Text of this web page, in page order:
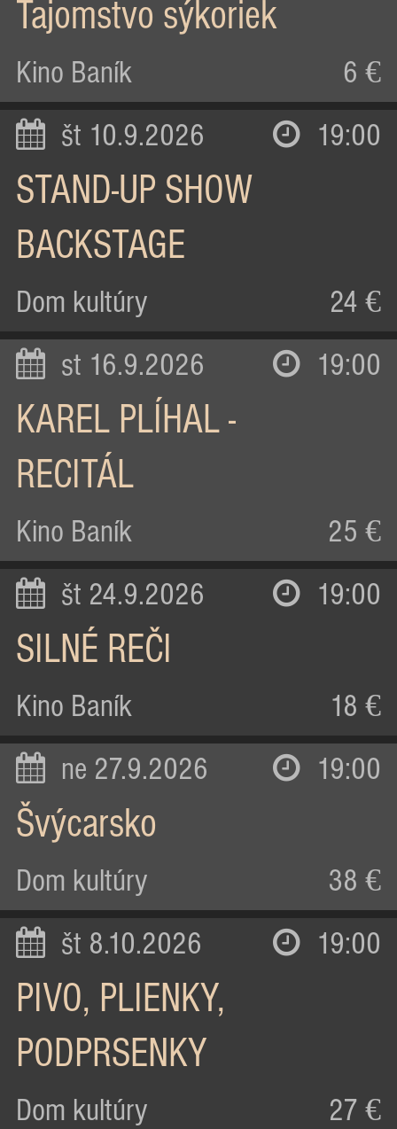
Tajomstvo sýkoriek
Kino Baník 6 €
št 10.9.2026 19:00
STAND-UP SHOW
BACKSTAGE
Dom kultúry 24 €
st 16.9.2026 19:00
KAREL PLÍHAL -
RECITÁL
Kino Baník 25 €
št 24.9.2026 19:00
SILNÉ REČI
Kino Baník 18 €
ne 27.9.2026 19:00
Švýcarsko
Dom kultúry 38 €
št 8.10.2026 19:00
PIVO, PLIENKY,
PODPRSENKY
Dom kultúry 27 €